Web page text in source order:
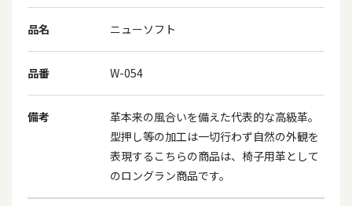
品名 ニューソフト
品番 W-054
備考
革本来の風合いを備えた代表的な高級革。
型押し等の加工は一切行わず自然の外観を
表現するこちらの商品は、椅子用革として
のロングラン商品です。